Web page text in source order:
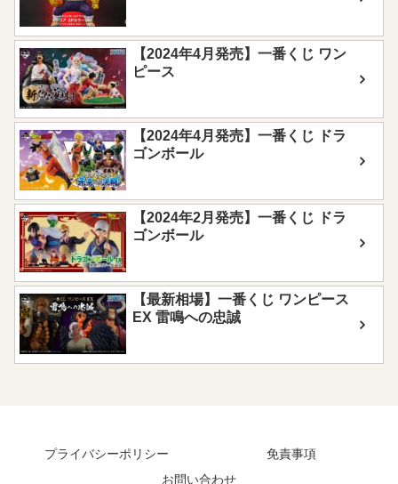
【2024年4月発売】一番くじ ワン
ピース
【2024年4月発売】一番くじ ドラ
ゴンボール
【2024年2月発売】一番くじ ドラ
ゴンボール
【最新相場】一番くじ ワンピース
EX 雷鳴への忠誠
プライバシーポリシー
免責事項
お問い合わせ